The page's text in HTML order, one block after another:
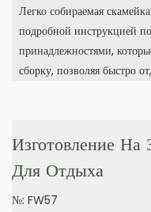
Легко собираемая
подробной инструкцией
принадлежностями,
сборку, позволяя быстро
Изготовление На
Для Отдыха
№: FW57